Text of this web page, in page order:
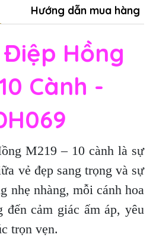
Hướng dẫn mua hàng
Hồng
Cành -
M219 – 10 cành là sự
vẻ đẹp sang trọng và sự
nhẹ nhàng, mỗi cánh hoa
đến cảm giác ấm áp, yêu
trọn vẹn.